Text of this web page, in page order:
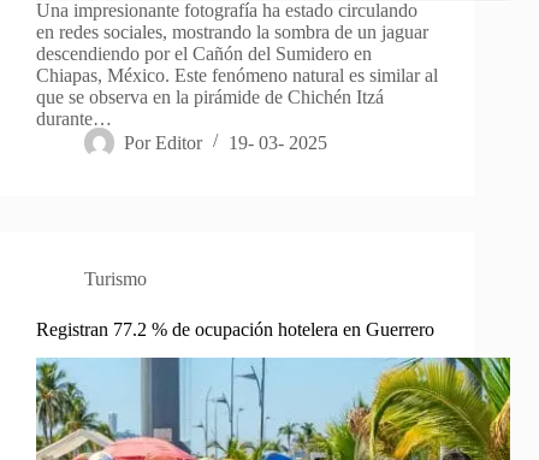
Una impresionante fotografía ha estado circulando
en redes sociales, mostrando la sombra de un jaguar
descendiendo por el Cañón del Sumidero en
Chiapas, México. Este fenómeno natural es similar al
que se observa en la pirámide de Chichén Itzá
durante…
Por Editor 19- 03- 2025
Turismo
Registran 77.2 % de ocupación hotelera en Guerrero